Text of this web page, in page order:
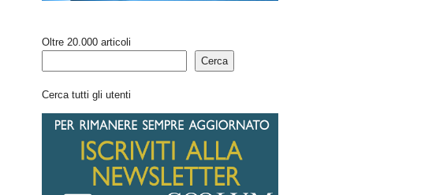
Oltre 20.000 articoli
Cerca
Cerca tutti gli utenti